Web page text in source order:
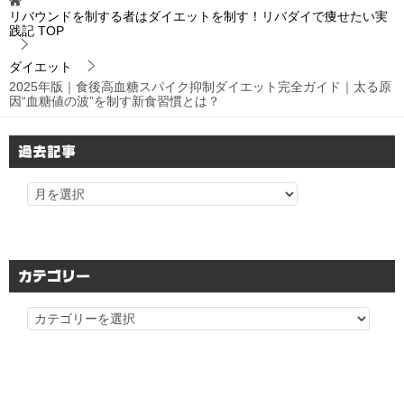
リバウンドを制する者はダイエットを制す！リバダイで痩せたい実
践記 TOP
ダイエット
2025年版｜食後高血糖スパイク抑制ダイエット完全ガイド｜太る原
因“血糖値の波”を制す新食習慣とは？
過去記事
カテゴリー
カ